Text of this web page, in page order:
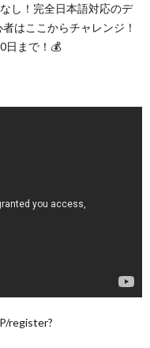
し！完全日本語対応のデ
はここからチャレンジ！
日まで！💰
register?